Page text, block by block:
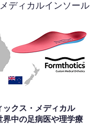
ディカルインソール
ックス・メディカル
界中の足病医や理学療